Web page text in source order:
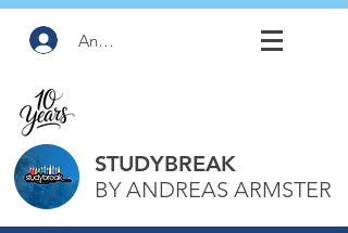
Anmelden
STUDYBREAK
BY ANDREAS ARMSTER